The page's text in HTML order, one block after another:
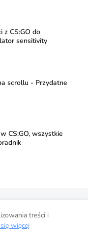
z CS:GO do
sensitivity
scrollu - Przydatne
CS:GO, wszystkie
zastrzeżone.
Strona główna
treści i
więcej